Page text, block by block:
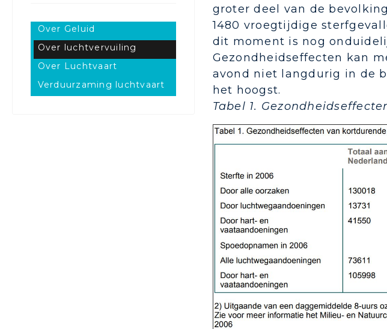
Over Geluid
Over luchtvervuiling
Over Luchtvaart
Verduurzaming luchtvaart
groter deel van de
1480 vroegtijdige
dit moment is nog
Gezondheidseffecten kan
avond niet langdurig in de
het hoogst.
Tabel 1.